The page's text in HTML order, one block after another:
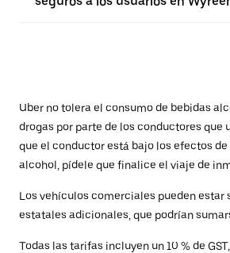
Uber no tolera el consumo de bebidas
drogas por parte de los conductores que
que el conductor está bajo los efectos de
alcohol, pídele que finalice el viaje de
Los vehículos comerciales pueden estar
estatales adicionales, que podrían
Todas las tarifas incluyen un 10 % de